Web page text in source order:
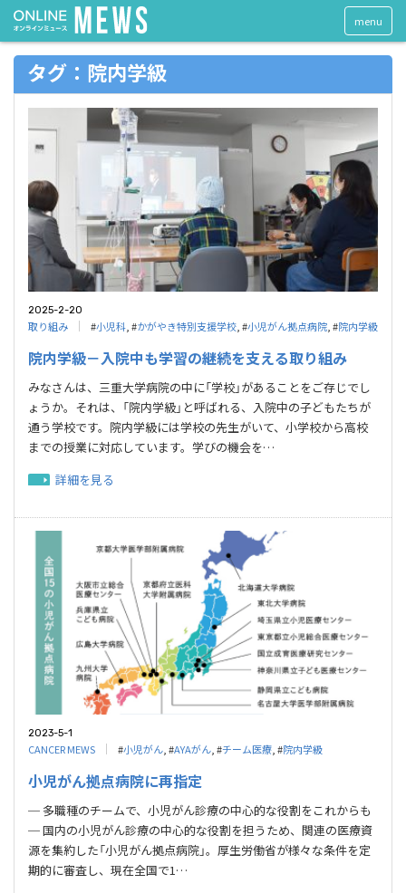
menu
タグ：院内学級
2025-2-20
取り組み #小児科 , #かがやき特別支援学校 , #小児がん拠点病院 , #院内学級
院内学級－入院中も学習の継続を支える取り組み
みなさんは、三重大学病院の中に「学校」があることをご存じでし
ょうか。それは、「院内学級」と呼ばれる、入院中の子どもたちが
通う学校です。院内学級には学校の先生がいて、小学校から高校
までの授業に対応しています。学びの機会を…
詳細を見る
2023-5-1
CANCER MEWS #小児がん, #AYAがん, #チーム医療, #院内学級
小児がん拠点病院に再指定
─ 多職種のチームで、小児がん診療の中心的な役割をこれからも
─ 国内の小児がん診療の中心的な役割を担うため、関連の医療資
源を集約した「小児がん拠点病院」。厚生労働省が様々な条件を定
期的に審査し、現在全国で1…